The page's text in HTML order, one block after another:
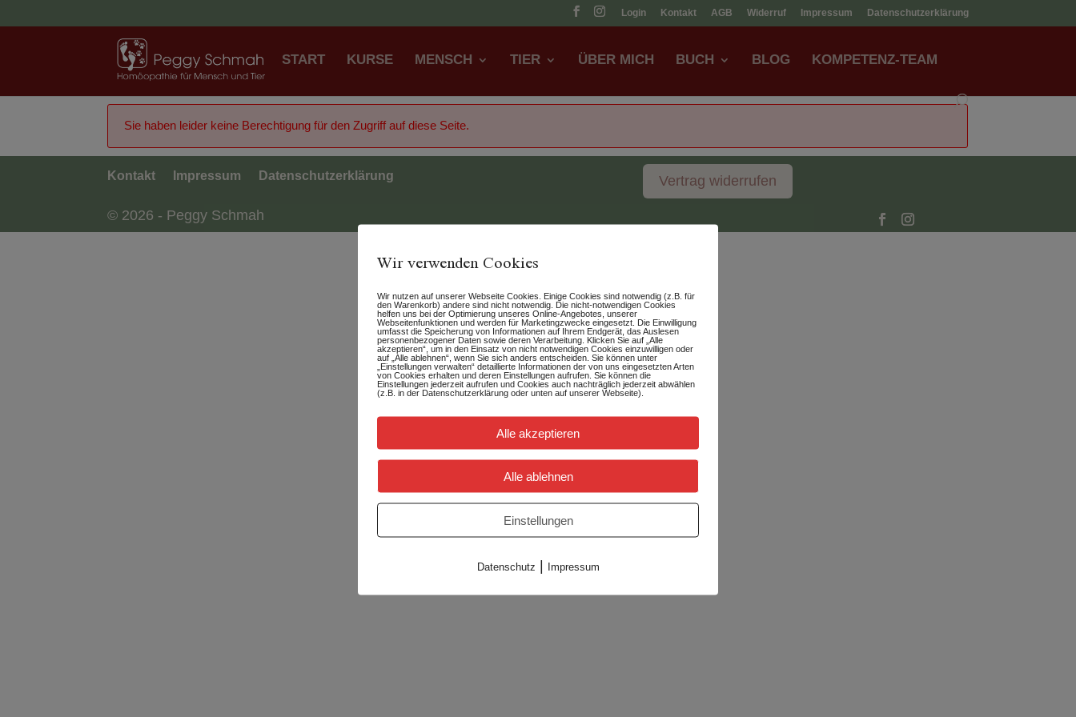
Login Kontakt AGB Widerruf Impressum Datenschutzerklärung
START KURSE MENSCH TIER ÜBER MICH BUCH BLOG KOMPETENZ-TEAM
Sie haben leider keine Berechtigung für den Zugriff auf diese Seite.
Kontakt Impressum Datenschutzerklärung Vertrag widerrufen
© 2026 - Peggy Schmah
Wir verwenden Cookies
Wir nutzen auf unserer Webseite Cookies. Einige Cookies sind notwendig (z.B. für
den Warenkorb) andere sind nicht notwendig. Die nicht-notwendigen Cookies
helfen uns bei der Optimierung unseres Online-Angebotes, unserer
Webseitenfunktionen und werden für Marketingzwecke eingesetzt. Die Einwilligung
umfasst die Speicherung von Informationen auf Ihrem Endgerät, das Auslesen
personenbezogener Daten sowie deren Verarbeitung. Klicken Sie auf „Alle
akzeptieren“, um in den Einsatz von nicht notwendigen Cookies einzuwilligen oder
auf „Alle ablehnen“, wenn Sie sich anders entscheiden. Sie können unter
„Einstellungen verwalten“ detaillierte Informationen der von uns eingesetzten Arten
von Cookies erhalten und deren Einstellungen aufrufen. Sie können die
Einstellungen jederzeit aufrufen und Cookies auch nachträglich jederzeit abwählen
(z.B. in der Datenschutzerklärung oder unten auf unserer Webseite).
Alle akzeptieren
Alle ablehnen
Einstellungen
Datenschutz | Impressum